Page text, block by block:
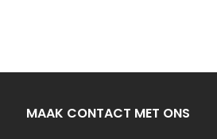
MAAK CONTACT MET ONS